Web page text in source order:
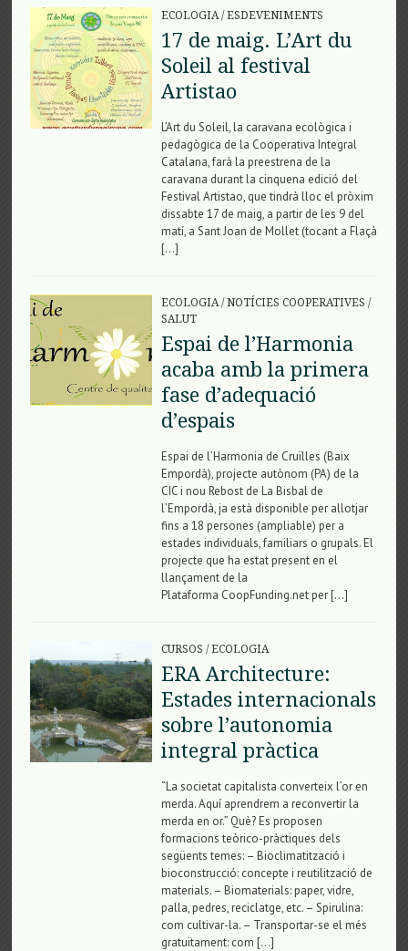
ECOLOGIA/ESDEVENIMENTS
17 de maig. L’Art du
Soleil al festival
Artistao
L’Art du Soleil, la caravana ecològica i
pedagògica de la Cooperativa Integral
Catalana, farà la preestrena de la
caravana durant la cinquena edició del
Festival Artistao, que tindrà lloc el pròxim
dissabte 17 de maig, a partir de les 9 del
matí, a Sant Joan de Mollet (tocant a Flaçà
[…]
ECOLOGIA/NOTÍCIES COOPERATIVES /
SALUT
Espai de l’Harmonia
acaba amb la primera
fase d’adequació
d’espais
Espai de l’Harmonia de Cruïlles (Baix
Empordà), projecte autònom (PA) de la
CIC i nou Rebost de La Bisbal de
l’Empordà, ja està disponible per allotjar
fins a 18 persones (ampliable) per a
estades individuals, familiars o grupals. El
projecte que ha estat present en el
llançament de la
Plataforma CoopFunding.net per […]
CURSOS /ECOLOGIA
ERA Architecture:
Estades internacionals
sobre l’autonomia
integral pràctica
“La societat capitalista converteix l’or en
merda. Aquí aprendrem a reconvertir la
merda en or.” Què? Es proposen
formacions teòrico-pràctiques dels
següents temes: – Bioclimatització i
bioconstrucció: concepte i reutilització de
materials. – Biomaterials: paper, vidre,
palla, pedres, reciclatge, etc. – Spirulina:
com cultivar-la. – Transportar-se el més
gratuïtament: com […]